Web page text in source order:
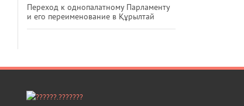
Переход к однопалатному Парламенту
и его переименование в Құрылтай